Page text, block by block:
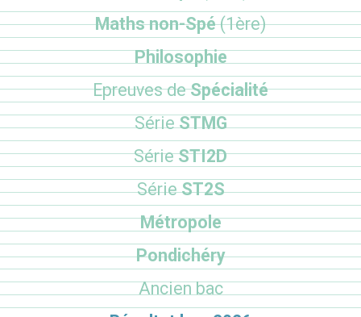
Maths non-Spé(1ère)
Philosophie
Epreuves deSpécialité
SérieSTMG
SérieSTI2D
SérieST2S
Métropole
Pondichéry
Ancien bac